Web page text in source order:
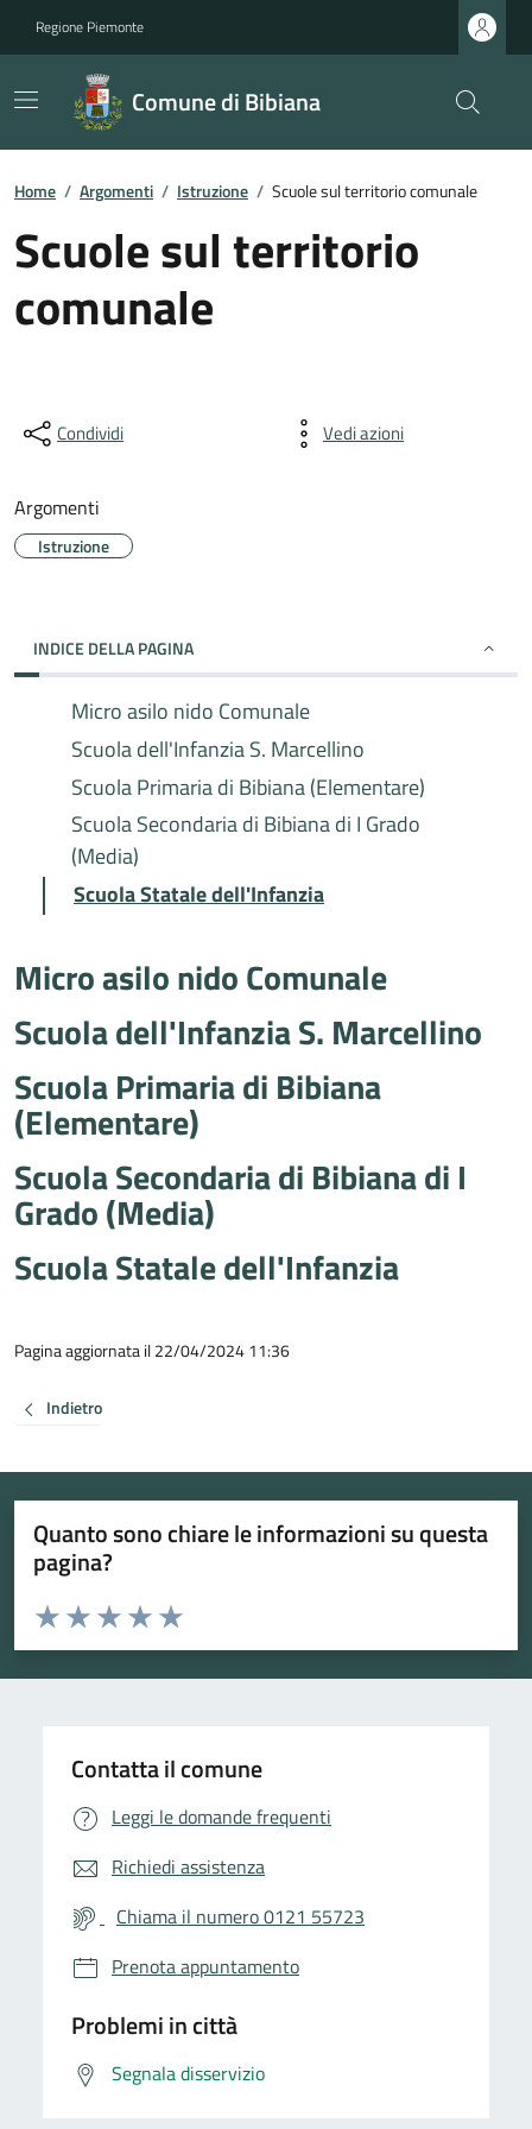
Regione Piemonte
Comune di Bibiana
Home / Argomenti / Istruzione / Scuole sul territorio comunale
Scuole sul territorio
comunale
Condividi Vedi azioni
Argomenti
Istruzione
INDICE DELLA PAGINA
Micro asilo nido Comunale
Scuola dell'Infanzia S. Marcellino
Scuola Primaria di Bibiana (Elementare)
Scuola Secondaria di Bibiana di I Grado
(Media)
Scuola Statale dell'Infanzia
Micro asilo nido Comunale
Scuola dell'Infanzia S. Marcellino
Scuola Primaria di Bibiana
(Elementare)
Scuola Secondaria di Bibiana di I
Grado (Media)
Scuola Statale dell'Infanzia
Pagina aggiornata il 22/04/2024 11:36
Indietro
Quanto sono chiare le informazioni su questa
pagina?
Valuta da 1 a 5 stelle la pagina
Valuta 5 stelle su 5
Valuta 4 stelle su 5
Valuta 3 stelle su 5
Valuta 2 stelle su 5
Valuta 1 stelle su 5
Contatta il comune
Leggi le domande frequenti
Richiedi assistenza
Chiama il numero 0121 55723
Prenota appuntamento
Problemi in città
Segnala disservizio